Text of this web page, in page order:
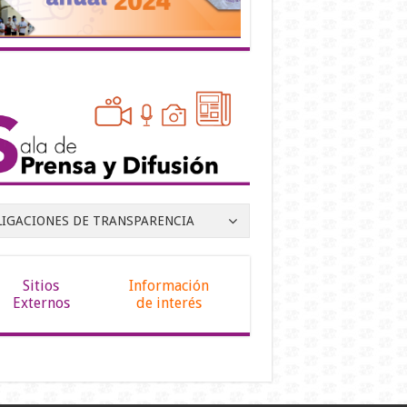
DE TRANSPARENCIA
Sitios
Externos
Información
de interés